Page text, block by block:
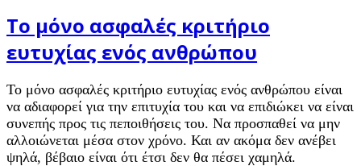
Το μόνο ασφαλές κριτήριο
ευτυχίας ενός ανθρώπου
Το μόνο ασφαλές κριτήριο ευτυχίας ενός ανθρώπου είναι
να αδιαφορεί για την επιτυχία του και να επιδιώκει να είναι
συνεπής προς τις πεποιθήσεις του. Να προσπαθεί να μην
αλλοιώνεται μέσα στον χρόνο. Και αν ακόμα δεν ανέβει
ψηλά, βέβαιο είναι ότι έτσι δεν θα πέσει χαμηλά.